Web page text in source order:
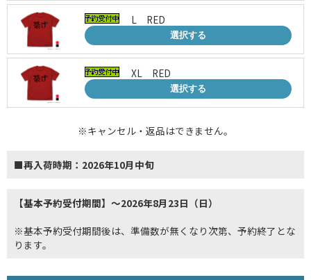
L RED
選択する
XL RED
選択する
※キャンセル・返品はできません。
■再入荷時期：2026年10月中旬
【基本予約受付期間】～2026年8月23日（日）
※基本予約受付期間後は、準備数が無くなり次第、予約終了とな
ります。